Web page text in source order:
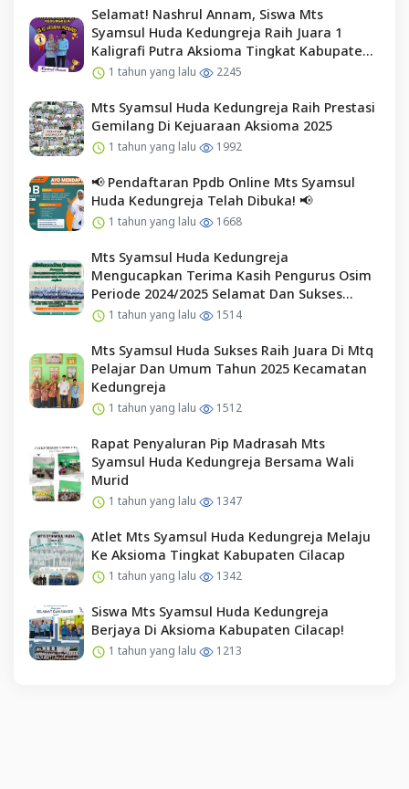
Selamat! Nashrul Annam, Siswa Mts
Syamsul Huda Kedungreja Raih Juara 1
Kaligrafi Putra Aksioma Tingkat Kabupaten
Cilacap
1 tahun yang lalu 2245
Mts Syamsul Huda Kedungreja Raih Prestasi
Gemilang Di Kejuaraan Aksioma 2025
1 tahun yang lalu 1992
📢 Pendaftaran Ppdb Online Mts Syamsul
Huda Kedungreja Telah Dibuka! 📢
1 tahun yang lalu 1668
Mts Syamsul Huda Kedungreja
Mengucapkan Terima Kasih Pengurus Osim
Periode 2024/2025 Selamat Dan Sukses
Kepada Pengurus Osim Periode 2025/2026
1 tahun yang lalu 1514
Mts Syamsul Huda Sukses Raih Juara Di Mtq
Pelajar Dan Umum Tahun 2025 Kecamatan
Kedungreja
1 tahun yang lalu 1512
Rapat Penyaluran Pip Madrasah Mts
Syamsul Huda Kedungreja Bersama Wali
Murid
1 tahun yang lalu 1347
Atlet Mts Syamsul Huda Kedungreja Melaju
Ke Aksioma Tingkat Kabupaten Cilacap
1 tahun yang lalu 1342
Siswa Mts Syamsul Huda Kedungreja
Berjaya Di Aksioma Kabupaten Cilacap!
1 tahun yang lalu 1213